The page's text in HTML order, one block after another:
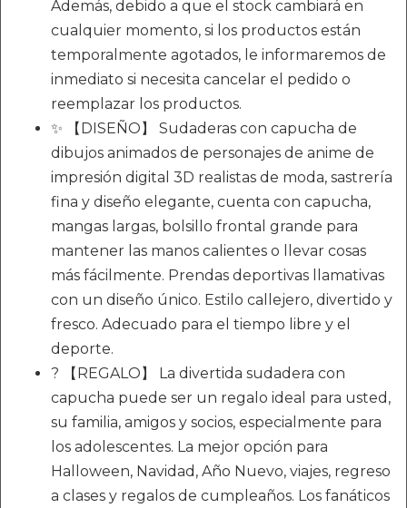
Además, debido a que el stock cambiará en
cualquier momento, si los productos están
temporalmente agotados, le informaremos de
inmediato si necesita cancelar el pedido o
reemplazar los productos.
✨ 【DISEÑO】 Sudaderas con capucha de
dibujos animados de personajes de anime de
impresión digital 3D realistas de moda, sastrería
fina y diseño elegante, cuenta con capucha,
mangas largas, bolsillo frontal grande para
mantener las manos calientes o llevar cosas
más fácilmente. Prendas deportivas llamativas
con un diseño único. Estilo callejero, divertido y
fresco. Adecuado para el tiempo libre y el
deporte.
? 【REGALO】 La divertida sudadera con
capucha puede ser un regalo ideal para usted,
su familia, amigos y socios, especialmente para
los adolescentes. La mejor opción para
Halloween, Navidad, Año Nuevo, viajes, regreso
a clases y regalos de cumpleaños. Los fanáticos